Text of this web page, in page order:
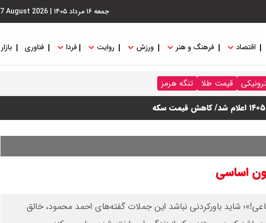
جمعه ۱۶ مرداد ۱۴۰۵ |
7 August 2026
اقتصاد فرهنگ و هنر ورزش روایت فردا فناوری بازار
قیمت طلا تنگه هرمز
اساسی
شاید باورکردنی نباشد‌ این جملات گفته‌های احمد محمود، خالق